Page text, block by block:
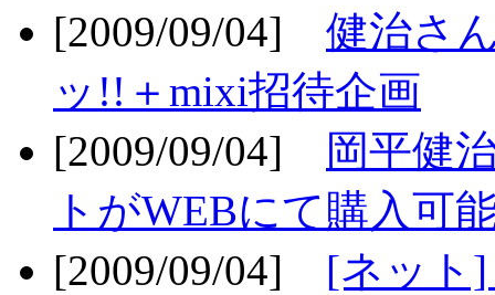
[2009/09/04] 健治さ
ッ!!＋mixi招待企画
[2009/09/04]
岡平健
トがWEBにて購入可
[2009/09/04] [ネット]